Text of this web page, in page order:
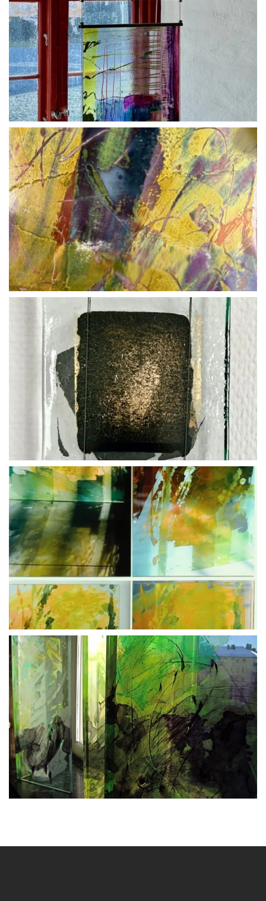
BLÄDDRA I GALLERI
BLÄDDRA I GALLERI
BLÄDDRA I GALLERI
BLÄDDRA I GALLERI
BLÄDDRA I GALLERI